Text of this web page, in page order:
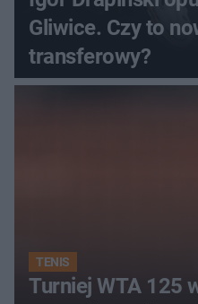
Gliwice. Czy to
transferowy?
TENIS
Turniej WTA 125